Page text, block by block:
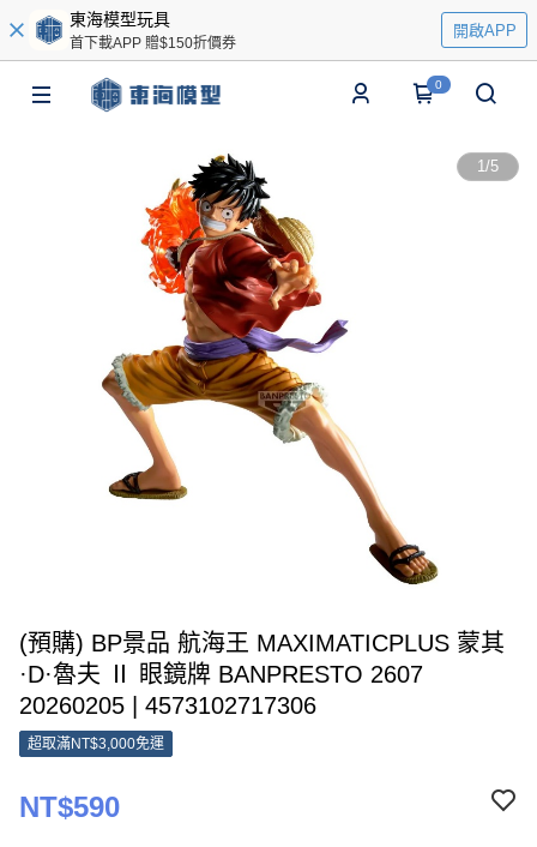
東海模型玩具
首下載APP 贈$150折價券
開啟APP
0
1/5
(預購) BP景品 航海王 MAXIMATICPLUS 蒙其
·D·魯夫 Ⅱ 眼鏡牌 BANPRESTO 2607
20260205 | 4573102717306
超取滿NT$3,000免運
NT$590